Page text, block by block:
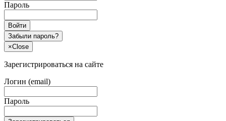
Пароль
Войти
Забыли пароль?
×Close
Зарегистрироваться на сайте
Логин (email)
Пароль